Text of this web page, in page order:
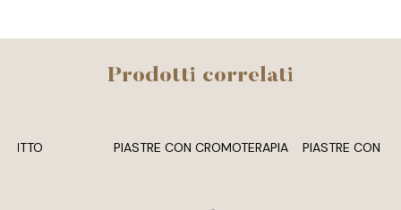
Prodotti correlati
PIASTRE CON CROMOTERAPIA PIASTRE CON